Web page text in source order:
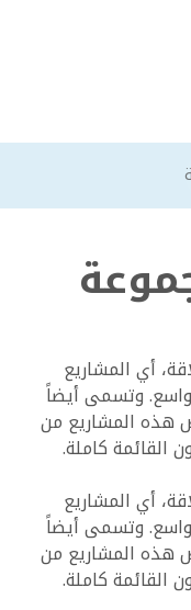
أي المشاريع
وتسمى أيضاً
هذه المشاريع من
القائمة كاملة.
أي المشاريع
وتسمى أيضاً
هذه المشاريع من
القائمة كاملة.